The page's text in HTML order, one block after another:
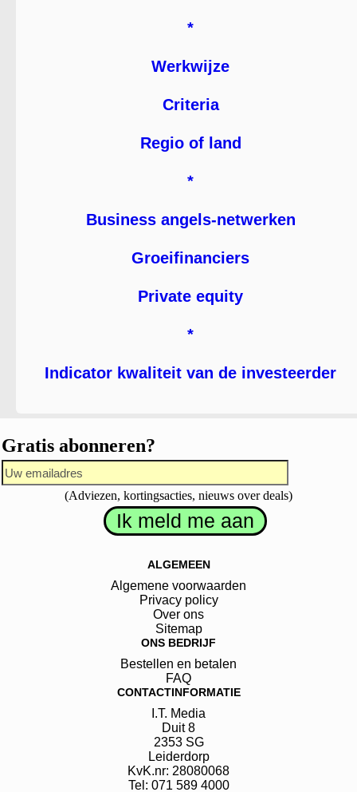
*
Werkwijze
Criteria
Regio of land
*
Business angels-netwerken
Groeifinanciers
Private equity
*
Indicator kwaliteit van de investeerder
Gratis abonneren?
(Adviezen, kortingsacties, nieuws over deals)
ALGEMEEN
Algemene voorwaarden
Privacy policy
Over ons
Sitemap
ONS BEDRIJF
Bestellen en betalen
FAQ
CONTACTINFORMATIE
I.T. Media
Duit8
2353 SG
Leiderdorp
KvK.nr: 28080068
Tel: 071 589 4000